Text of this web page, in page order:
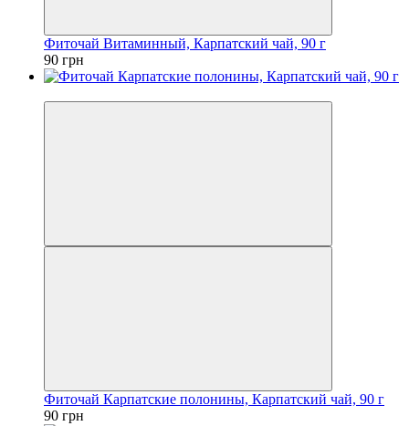
Фиточай Витаминный, Карпатский чай, 90 г
90 грн
Фиточай Карпатские полонины, Карпатский чай, 90 г
90 грн